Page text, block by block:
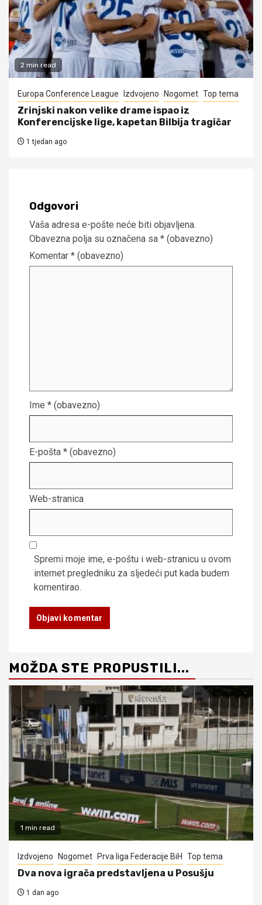
2 min read
Europa Conference League Izdvojeno Nogomet Top tema
Zrinjski nakon velike drame ispao iz
Konferencijske lige, kapetan Bilbija tragičar
1 tjedan ago
Odgovori
Vaša adresa e-pošte neće biti objavljena.
Obavezna polja su označena sa * (obavezno)
Komentar * (obavezno)
Ime * (obavezno)
E-pošta * (obavezno)
Web-stranica
Spremi moje ime, e-poštu i web-stranicu u ovom
internet pregledniku za sljedeći put kada budem
komentirao.
MOŽDA STE PROPUSTILI...
1 min read
Izdvojeno Nogomet Prva liga Federacije BiH Top tema
Dva nova igrača predstavljena u Posušju
1 dan ago